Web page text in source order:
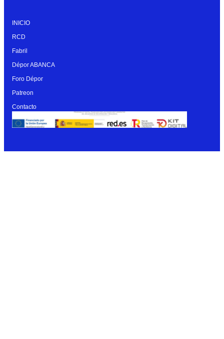
INICIO
RCD
Fabril
Dépor ABANCA
Foro Dépor
Patreon
Contacto